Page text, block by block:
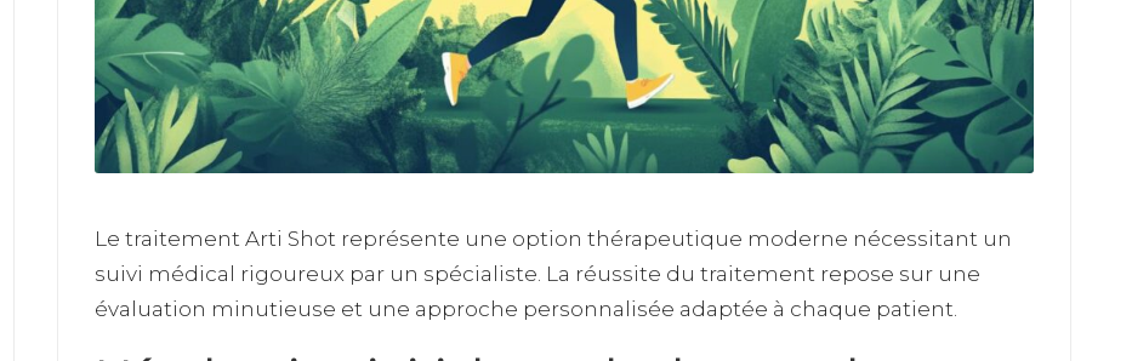
Le traitement Arti Shot représente une option thérapeutique moderne nécessitant un
suivi médical rigoureux par un spécialiste. La réussite du traitement repose sur une
évaluation minutieuse et une approche personnalisée adaptée à chaque patient.